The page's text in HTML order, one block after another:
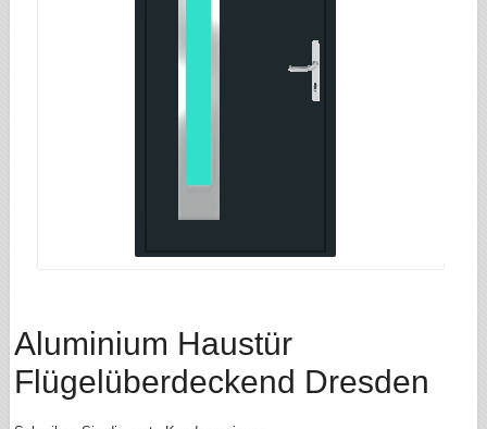
Aluminium Haustür
Flügelüberdeckend Dresden